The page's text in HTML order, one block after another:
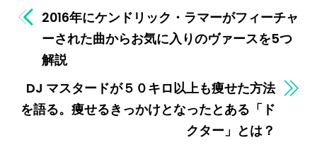
2016年にケンドリック・ラマーがフィーチャ
ーされた曲からお気に入りのヴァースを5つ
解説
DJ マスタードが５０キロ以上も痩せた方法
を語る。痩せるきっかけとなったとある「ド
クター」とは？